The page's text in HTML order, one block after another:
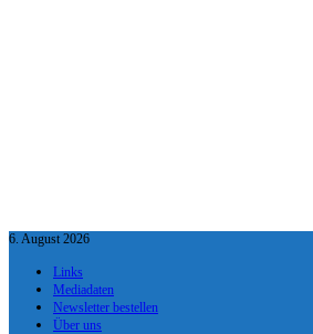
6. August 2026
Links
Mediadaten
Newsletter bestellen
Über uns